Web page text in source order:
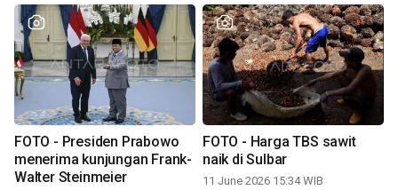
FOTO - Presiden Prabowo
menerima kunjungan Frank-
Walter Steinmeier
FOTO - Harga TBS sawit
naik di Sulbar
11 June 2026 15:34 WIB